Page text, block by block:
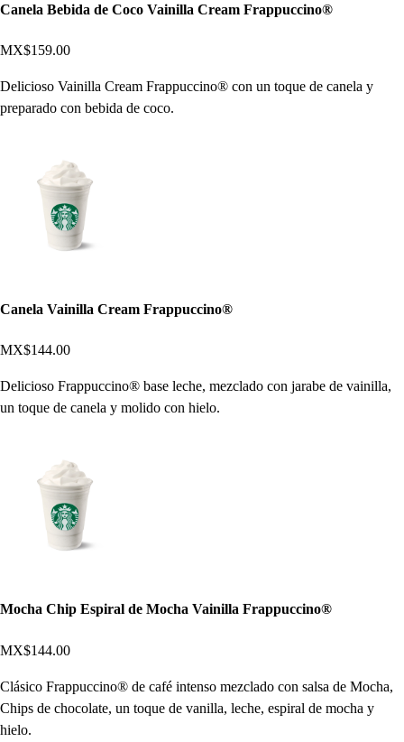
Canela Bebida de Coco Vainilla Cream Frappuccino®
MX$159.00
Delicioso Vainilla Cream Frappuccino® con un toque de canela y
preparado con bebida de coco.
Canela Vainilla Cream Frappuccino®
MX$144.00
Delicioso Frappuccino® base leche, mezclado con jarabe de vainilla,
un toque de canela y molido con hielo.
Mocha Chip Espiral de Mocha Vainilla Frappuccino®
MX$144.00
Clásico Frappuccino® de café intenso mezclado con salsa de Mocha,
Chips de chocolate, un toque de vanilla, leche, espiral de mocha y
hielo.